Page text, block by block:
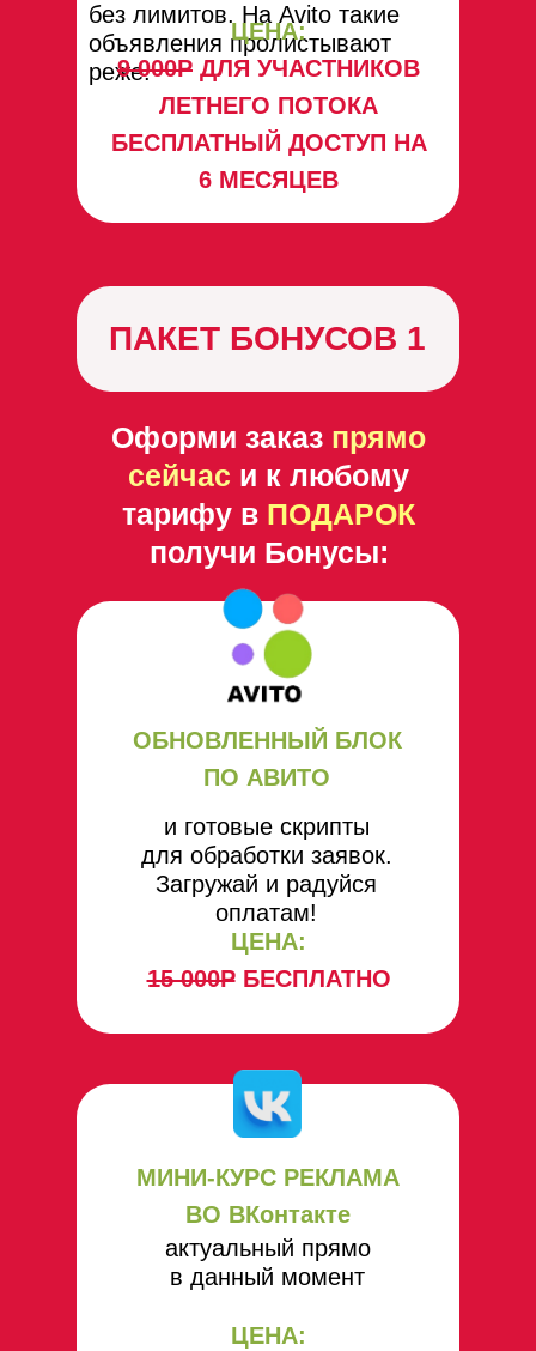
без лимитов. На Avito такие
объявления пролистывают
реже.
ЦЕНА:
9 000Р ДЛЯ УЧАСТНИКОВ
ЛЕТНЕГО ПОТОКА
БЕСПЛАТНЫЙ ДОСТУП НА
6 МЕСЯЦЕВ
актуальный прямо
в данный момент
МИНИ-КУРС РЕКЛАМА
ВО ВКонтакте
и готовые скрипты
для обработки заявок.
Загружай и радуйся
оплатам!
ОБНОВЛЕННЫЙ БЛОК
ПО АВИТО
ПАКЕТ БОНУСОВ 1
Оформи заказ прямо
сейчас и к любому
тарифу в ПОДАРОК
получи Бонусы:
ЦЕНА:
15 000РБЕСПЛАТНО
ЦЕНА: